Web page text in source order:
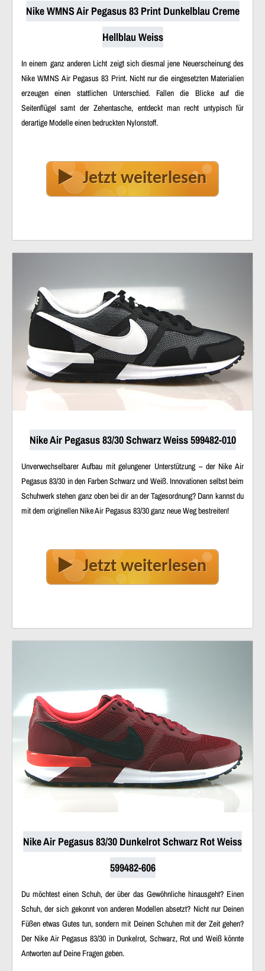
Nike WMNS Air Pegasus 83 Print Dunkelblau Creme
Hellblau Weiss
In einem ganz anderen Licht zeigt sich diesmal jene Neuerscheinung des
Nike WMNS Air Pegasus 83 Print. Nicht nur die eingesetzten Materialien
erzeugen einen stattlichen Unterschied. Fallen die Blicke auf die
Seitenflügel samt der Zehentasche, entdeckt man recht untypisch für
derartige Modelle einen bedruckten Nylonstoff.
Jetzt weiterlesen
Nike Air Pegasus 83/30 Schwarz Weiss 599482-010
Unverwechselbarer Aufbau mit gelungener Unterstützung – der Nike Air
Pegasus 83/30 in den Farben Schwarz und Weiß. Innovationen selbst beim
Schuhwerk stehen ganz oben bei dir an der Tagesordnung? Dann kannst du
mit dem originellen Nike Air Pegasus 83/30 ganz neue Weg bestreiten!
Jetzt weiterlesen
Nike Air Pegasus 83/30 Dunkelrot Schwarz Rot Weiss
599482-606
Du möchtest einen Schuh, der über das Gewöhnliche hinausgeht? Einen
Schuh, der sich gekonnt von anderen Modellen absetzt? Nicht nur Deinen
Füßen etwas Gutes tun, sondern mit Deinen Schuhen mit der Zeit gehen?
Der Nike Air Pegasus 83/30 in Dunkelrot, Schwarz, Rot und Weiß könnte
Antworten auf Deine Fragen geben.